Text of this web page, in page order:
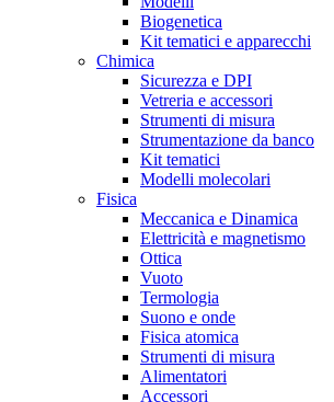
Biogenetica
Kit tematici e apparecchi
Chimica
Sicurezza e DPI
Vetreria e accessori
Strumenti di misura
Strumentazione da banco
Kit tematici
Modelli molecolari
Fisica
Meccanica e Dinamica
Elettricità e magnetismo
Ottica
Vuoto
Termologia
Suono e onde
Fisica atomica
Strumenti di misura
Alimentatori
Accessori